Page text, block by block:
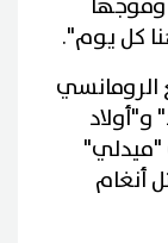
كل يوم".
الرومانسي
"ميدلي"
أنغام